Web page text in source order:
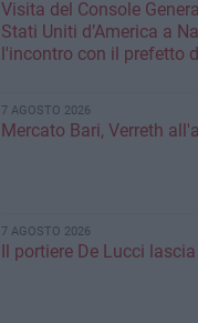
Visita del Console
Stati Uniti d’America a
l'incontro con il prefetto
7 AGOSTO 2026
Mercato Bari, Verreth
7 AGOSTO 2026
Il portiere De Lucci